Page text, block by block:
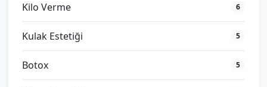
Kilo Verme 6
Kulak Estetiği 5
Botox 5